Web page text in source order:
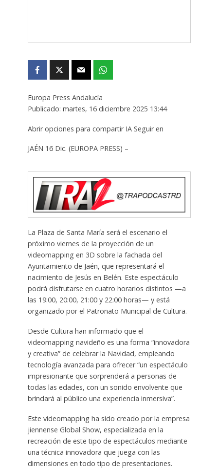
Europa Press Andalucía
Publicado: martes, 16 diciembre 2025 13:44
Abrir opciones para compartir IA Seguir en
JAÉN 16 Dic. (EUROPA PRESS) –
La Plaza de Santa María será el escenario el
próximo viernes de la proyección de un
videomapping en 3D sobre la fachada del
Ayuntamiento de Jaén, que representará el
nacimiento de Jesús en Belén. Este espectáculo
podrá disfrutarse en cuatro horarios distintos —a
las 19:00, 20:00, 21:00 y 22:00 horas— y está
organizado por el Patronato Municipal de Cultura.
Desde Cultura han informado que el
videomapping navideño es una forma “innovadora
y creativa” de celebrar la Navidad, empleando
tecnología avanzada para ofrecer “un espectáculo
impresionante que sorprenderá a personas de
todas las edades, con un sonido envolvente que
brindará al público una experiencia inmersiva”.
Este videomapping ha sido creado por la empresa
jiennense Global Show, especializada en la
recreación de este tipo de espectáculos mediante
una técnica innovadora que juega con las
dimensiones en todo tipo de presentaciones.